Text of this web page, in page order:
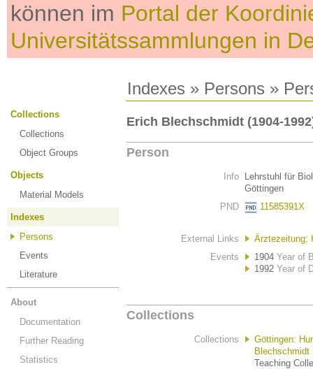
können im Portal der
Universitätssammlungen in
Indexes » Persons »
Collections
Collections
Object Groups
Objects
Material Models
Indexes
Persons
Events
Literature
About
Documentation
Further Reading
Statistics
Erich Blechschmidt (1904-
Person
Info
Lehrstuhl für
Göttingen
PND
11585391X
External Links
Ärztezeitung:
Events
1904 Year of
1992 Year of
Collections
Collections
Göttingen:
Blechschmidt
Teaching